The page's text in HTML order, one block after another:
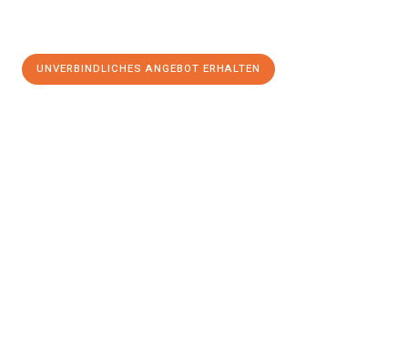
UNVERBINDLICHES ANGEBOT ERHALTEN